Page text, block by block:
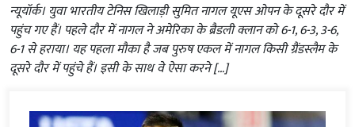
न्यूयॉर्क। युवा भारतीय टेनिस खिलाड़ी सुमित नागल यूएस ओपन के दूसरे दौर में
पहुंच गए हैं। पहले दौर में नागल ने अमेरिका के ब्रैडली क्लान को 6-1, 6-3, 3-6,
6-1 से हराया। यह पहला मौका है जब पुरुष एकल में नागल किसी ग्रैंडस्लैम के
दूसरे दौर में पहुंचे हैं। इसी के साथ वे ऐसा करने […]